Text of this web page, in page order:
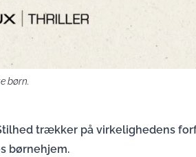
børn.
trækker på virkelighedens
børnehjem.